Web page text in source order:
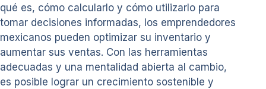
qué es, cómo calcularlo y cómo utilizarlo para
tomar decisiones informadas, los emprendedores
mexicanos pueden optimizar su inventario y
aumentar sus ventas. Con las herramientas
adecuadas y una mentalidad abierta al cambio,
es posible lograr un crecimiento sostenible y